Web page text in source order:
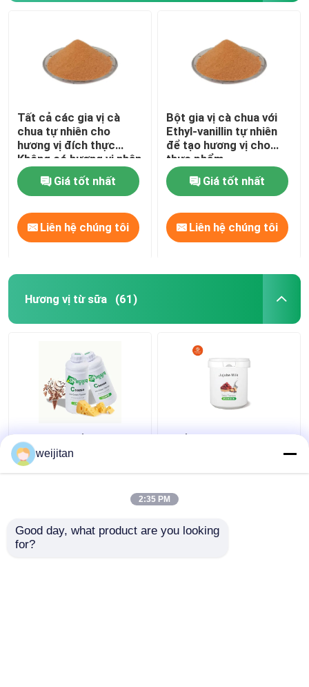
Tất cả các gia vị cà
chua tự nhiên cho
hương vị đích thực
Không có hương vị nhân
tạo
Giá tốt nhất
Liên hệ chúng tôi
Bột gia vị cà chua với
Ethyl-vanillin tự nhiên
để tạo hương vị cho
thực phẩm
Giá tốt nhất
Liên hệ chúng tôi
Hương vị từ sữa (61)
Thức ăn chất lượng
phô mai lỏng hương vị
99,9% độ tinh khiết cho
Chất phụ gia thực
sữa
weijitan
2:35 PM
Good day, what product are you looking
for?